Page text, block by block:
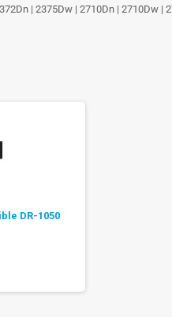
| 2375Dw | 2710Dn | 2710Dw |
DR-1050